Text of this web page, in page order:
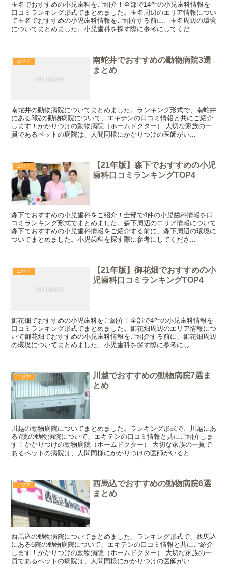
玉名でおすすめの小児歯科をご紹介！全部で14件の小児歯科情報を
口コミランキング形式でまとめました。玉名周辺のエリア情報につい
て玉名でおすすめの小児歯科情報をご紹介する前に、玉名周辺の環境
についてまとめました。小児歯科を探す際に参考にしてくだ...
エリア
南蛇井でおすすめの動物病院3選
まとめ
南蛇井の動物病院についてまとめました。ランキング形式で、南蛇井
にある3院の動物病院について、エキテンの口コミ情報と共にご紹介
します！かかりつけの動物病院（ホームドクター） 大切な家族の一
員であるペットの病院は、人間同様にかかりつけの医師がい...
エリア
【21年版】森下でおすすめの小児
歯科口コミランキングTOP4
森下でおすすめの小児歯科をご紹介！全部で4件の小児歯科情報を口
コミランキング形式でまとめました。森下周辺のエリア情報について
森下でおすすめの小児歯科情報をご紹介する前に、森下周辺の環境に
ついてまとめました。小児歯科を探す際に参考にしてくださ...
エリア
【21年版】御花畑でおすすめの小
児歯科口コミランキングTOP4
御花畑でおすすめの小児歯科をご紹介！全部で4件の小児歯科情報を
口コミランキング形式でまとめました。御花畑周辺のエリア情報につ
いて御花畑でおすすめの小児歯科情報をご紹介する前に、御花畑周辺
の環境についてまとめました。小児歯科を探す際に参考にし...
エリア
川越でおすすめの動物病院7選ま
とめ
川越の動物病院についてまとめました。ランキング形式で、川越にあ
る7院の動物病院について、エキテンの口コミ情報と共にご紹介しま
す！かかりつけの動物病院（ホームドクター） 大切な家族の一員で
あるペットの病院は、人間同様にかかりつけの医師がいると...
エリア
西馬込でおすすめの動物病院6選
まとめ
西馬込の動物病院についてまとめました。ランキング形式で、西馬込
にある6院の動物病院について、エキテンの口コミ情報と共にご紹介
します！かかりつけの動物病院（ホームドクター） 大切な家族の一
員であるペットの病院は、人間同様にかかりつけの医師がい...